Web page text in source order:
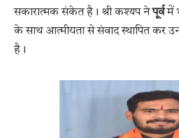
सकारात्मक संकेत है। श्री कश्यप नेपूर्वमें
के साथ आत्मीयता से संवाद स्थापित कर
है।